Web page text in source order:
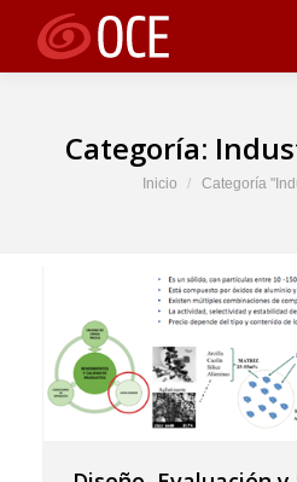
Categoría:
Estás aquí:
Inicio Categoría